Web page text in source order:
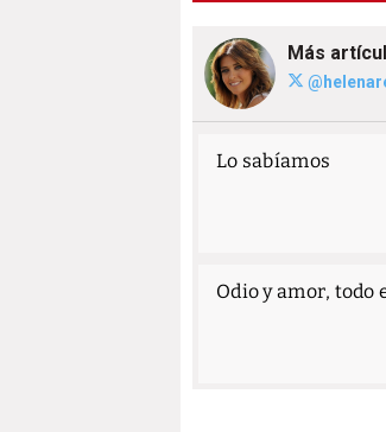
Más
Lo sabíamos
Odio y amor, todo